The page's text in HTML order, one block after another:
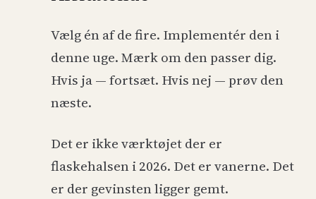
Vælg én af de fire. Implementér den i
denne uge. Mærk om den passer dig.
Hvis ja — fortsæt. Hvis nej — prøv den
næste.
Det er ikke værktøjet der er
flaskehalsen i 2026. Det er vanerne. Det
er der gevinsten ligger gemt.